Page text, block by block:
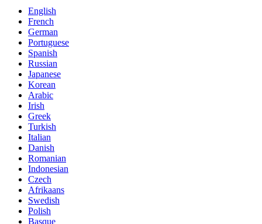
English
French
German
Portuguese
Spanish
Russian
Japanese
Korean
Arabic
Irish
Greek
Turkish
Italian
Danish
Romanian
Indonesian
Czech
Afrikaans
Swedish
Polish
Basque